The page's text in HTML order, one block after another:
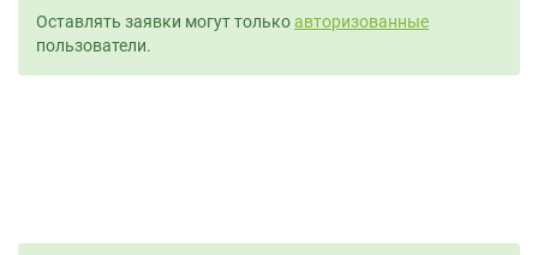
Оставлять заявки могут толькоавторизованные
пользователи.